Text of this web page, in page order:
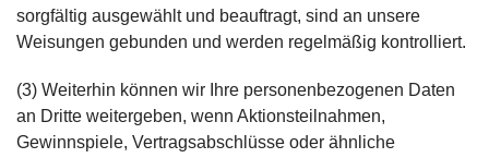
sorgfältig ausgewählt und beauftragt, sind an unsere
Weisungen gebunden und werden regelmäßig kontrolliert.
(3) Weiterhin können wir Ihre personenbezogenen Daten
an Dritte weitergeben, wenn Aktionsteilnahmen,
Gewinnspiele, Vertragsabschlüsse oder ähnliche